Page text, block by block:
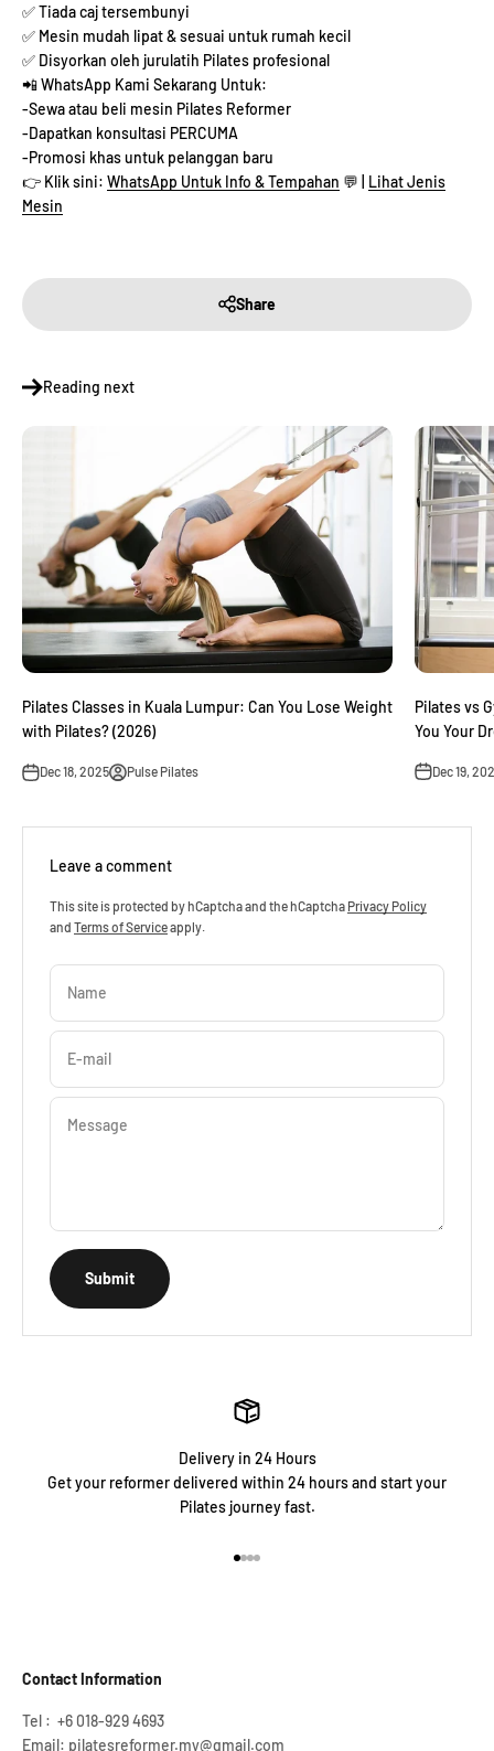
✅ Tiada caj tersembunyi
✅ Mesin mudah lipat & sesuai untuk rumah kecil
✅ Disyorkan oleh jurulatih Pilates profesional
📲 WhatsApp Kami Sekarang Untuk:
-Sewa atau beli mesin Pilates Reformer
-Dapatkan konsultasi PERCUMA
-Promosi khas untuk pelanggan baru
👉 Klik sini: WhatsApp Untuk Info & Tempahan 💬 | Lihat Jenis
Mesin
Share
Reading next
Pilates Classes in Kuala Lumpur: Can You Lose Weight
with Pilates? (2026)
Dec 18, 2025 Pulse Pilates
Pilates vs
You Your
Dec 19,
Leave a comment
This site is protected by hCaptcha and the hCaptcha Privacy Policy
and Terms of Serviceapply.
Name
E-mail
Message
Submit
Delivery in 24 Hours
Get your reformer delivered within 24 hours and start your
Pilates journey fast.
Contact Information
Tel : +6 018-929 4693
Email: pilatesreformer.my@gmail.com